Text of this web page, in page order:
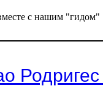
с нашим "гидом"